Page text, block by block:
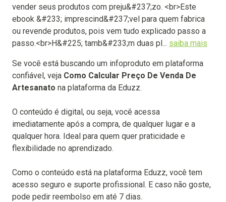
vender seus produtos com preju&#237;zo. <br>Este
ebook &#233; imprescind&#237;vel para quem fabrica
ou revende produtos, pois vem tudo explicado passo a
passo.<br>H&#225; tamb&#233;m duas pl... saiba mais
Se você está buscando um infoproduto em plataforma
confiável, veja Como Calcular Preço De Venda De
Artesanato na plataforma da Eduzz.
O conteúdo é digital, ou seja, você acessa
imediatamente após a compra, de qualquer lugar e a
qualquer hora. Ideal para quem quer praticidade e
flexibilidade no aprendizado.
Como o conteúdo está na plataforma Eduzz, você tem
acesso seguro e suporte profissional. E caso não goste,
pode pedir reembolso em até 7 dias.